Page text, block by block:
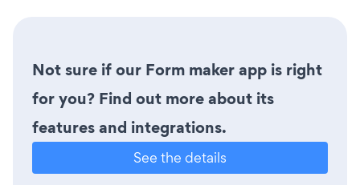
Not sure if our Form maker app is right
for you? Find out more about its
features and integrations.
See the details